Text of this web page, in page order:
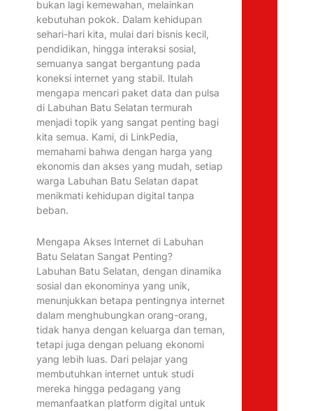
bukan lagi kemewahan, melainkan
kebutuhan pokok. Dalam kehidupan
sehari-hari kita, mulai dari bisnis kecil,
pendidikan, hingga interaksi sosial,
semuanya sangat bergantung pada
koneksi internet yang stabil. Itulah
mengapa mencari paket data dan pulsa
di Labuhan Batu Selatan termurah
menjadi topik yang sangat penting bagi
kita semua. Kami, di LinkPedia,
memahami bahwa dengan harga yang
ekonomis dan akses yang mudah, setiap
warga Labuhan Batu Selatan dapat
menikmati kehidupan digital tanpa
beban.
Mengapa Akses Internet di Labuhan
Batu Selatan Sangat Penting?
Labuhan Batu Selatan, dengan dinamika
sosial dan ekonominya yang unik,
menunjukkan betapa pentingnya internet
dalam menghubungkan orang-orang,
tidak hanya dengan keluarga dan teman,
tetapi juga dengan peluang ekonomi
yang lebih luas. Dari pelajar yang
membutuhkan internet untuk studi
mereka hingga pedagang yang
memanfaatkan platform digital untuk